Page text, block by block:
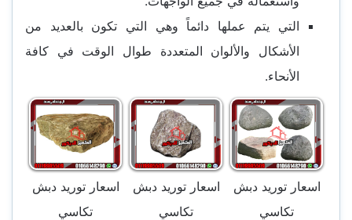
التي يتم عملها دائماً وهي التي تكون بالعديد من
الأشكال والألوان المتعددة طوال الوقت في كافة
الأنحاء.
اسعار توريد دبش
تكاسي
اسعار توريد دبش
تكاسي
اسعار توريد دبش
تكاسي